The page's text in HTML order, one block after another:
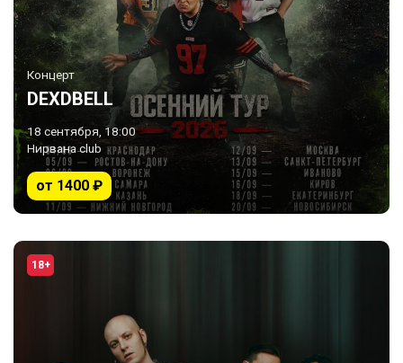
Концерт
DEXDBELL
18 сентября, 18:00
Нирвана club
от 1400 ₽
18+